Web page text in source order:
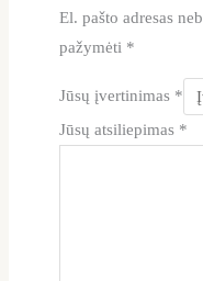
El. pašto adresas
pažymėti *
Jūsų įvertinimas *
Jūsų atsiliepimas *